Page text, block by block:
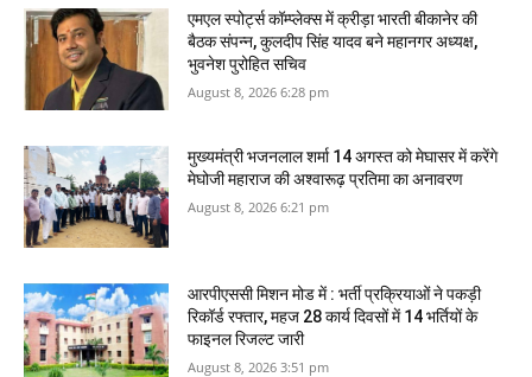
एमएल स्पोर्ट्स कॉम्प्लेक्स में क्रीड़ा भारती बीकानेर की
बैठक संपन्न, कुलदीप सिंह यादव बने महानगर अध्यक्ष,
भुवनेश पुरोहित सचिव
August 8, 2026 6:28 pm
मुख्यमंत्री भजनलाल शर्मा 14 अगस्त को मेघासर में करेंगे
मेघोजी महाराज की अश्वारूढ़ प्रतिमा का अनावरण
August 8, 2026 6:21 pm
आरपीएससी मिशन मोड में : भर्ती प्रक्रियाओं ने पकड़ी
रिकॉर्ड रफ्तार, महज 28 कार्य दिवसों में 14 भर्तियों के
फाइनल रिजल्ट जारी
August 8, 2026 3:51 pm